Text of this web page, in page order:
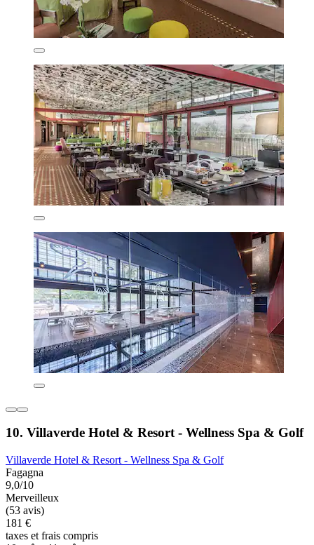
10. Villaverde Hotel & Resort - Wellness Spa & Golf
Villaverde Hotel & Resort - Wellness Spa & Golf
Fagagna
9,0/10
Merveilleux
(53 avis)
181 €
taxes et frais compris